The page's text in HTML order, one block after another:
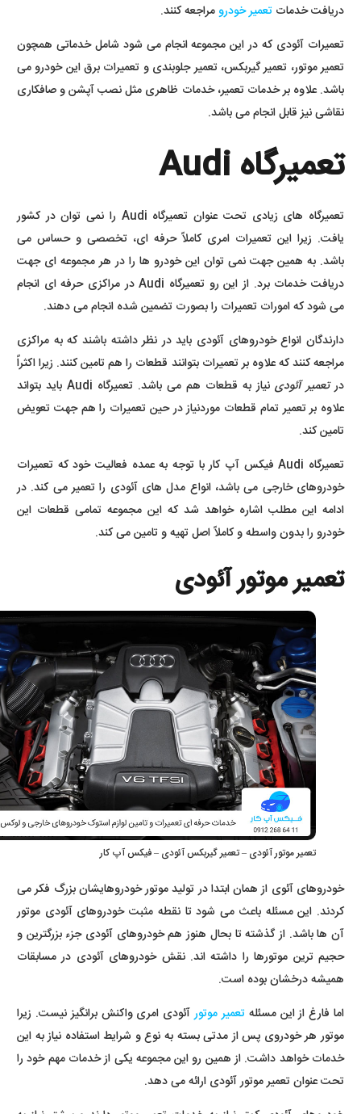
دریافت خدمات تعمیر خودرومراجعه کنند.
تعمیرات آئودی که در این مجموعه انجام می شود شامل خدماتی همچون
تعمیر موتور، تعمیر گیربکس، تعمیر جلوبندی و تعمیرات برق این خودرو می
باشد. علاوه بر خدمات تعمیر، خدمات ظاهری مثل نصب آپشن و صافکاری
نقاشی نیز قابل انجام می باشد.
تعمیرگاه Audi
تعمیرگاه های زیادی تحت عنوان تعمیرگاه Audi را نمی توان در کشور
یافت. زیرا این تعمیرات امری کاملاً حرفه ای، تخصصی و حساس می
باشد. به همین جهت نمی توان این خودرو ها را در هر مجموعه ای جهت
دریافت خدمات برد. از این رو تعمیرگاه Audi در مراکزی حرفه ای انجام
می شود که امورات تعمیرات را بصورت تضمین شده انجام می دهند.
دارندگان انواع خودروهای آئودی باید در نظر داشته باشند که به مراکزی
مراجعه کنند که علاوه بر تعمیرات بتوانند قطعات را هم تامین کنند. زیرا اکثراً
درتعمیر آئودی
نیاز به قطعات هم می باشد. تعمیرگاه Audi باید بتواند
علاوه بر تعمیر تمام قطعات موردنیاز در حین تعمیرات را هم جهت تعویض
تامین کند.
تعمیرگاه Audi فیکس آپ کار با توجه به عمده فعالیت خود که تعمیرات
خودروهای خارجی می باشد، انواع مدل های آئودی را تعمیر می کند. در
ادامه این مطلب اشاره خواهد شد که این مجموعه تمامی قطعات این
خودرو را بدون واسطه و کاملاً اصل تهیه و تامین می کند.
تعمیر موتور آئودی
تعمیر موتور آئودی – تعمیر گیربکس آئودی – فیکس آپ کار
خودروهای آئوی از همان ابتدا در تولید موتور خودروهایشان بزرگ فکر می
کردند. این مسئله باعث می شود تا نقطه مثبت خودروهای آئودی موتور
آن ها باشد. از گذشته تا بحال هنوز هم خودروهای آئودی جزء بزرگترین و
حجیم ترین موتورها را داشته اند. نقش خودروهای آئودی در مسابقات
همیشه درخشان بوده است.
اما فارغ از این مسئلهتعمیر موتورآئودی امری واکنش برانگیز نیست. زیرا
موتور هر خودروی پس از مدتی بسته به نوع و شرایط استفاده نیاز به این
خدمات خواهد داشت. از همین رو این مجموعه یکی از خدمات مهم خود را
تحت عنوان تعمیر موتور آئودی ارائه می دهد.